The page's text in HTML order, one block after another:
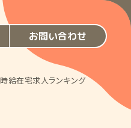
お問い合わせ
給在宅求人ランキング